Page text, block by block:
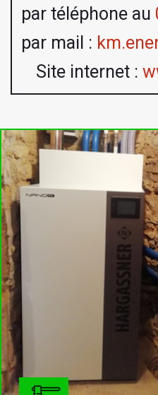
par téléphone au
par mail :
Site internet :